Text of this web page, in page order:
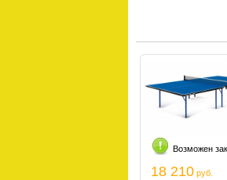
Возможен
18 210 руб.